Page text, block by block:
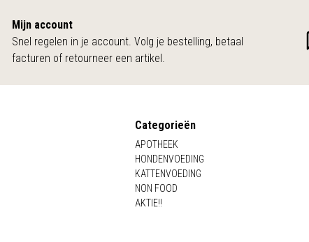
Mijn account
Snel regelen in je account. Volg je bestelling, betaal
facturen of retourneer een artikel.
Categorieën
APOTHEEK
HONDENVOEDING
KATTENVOEDING
NON FOOD
AKTIE!!